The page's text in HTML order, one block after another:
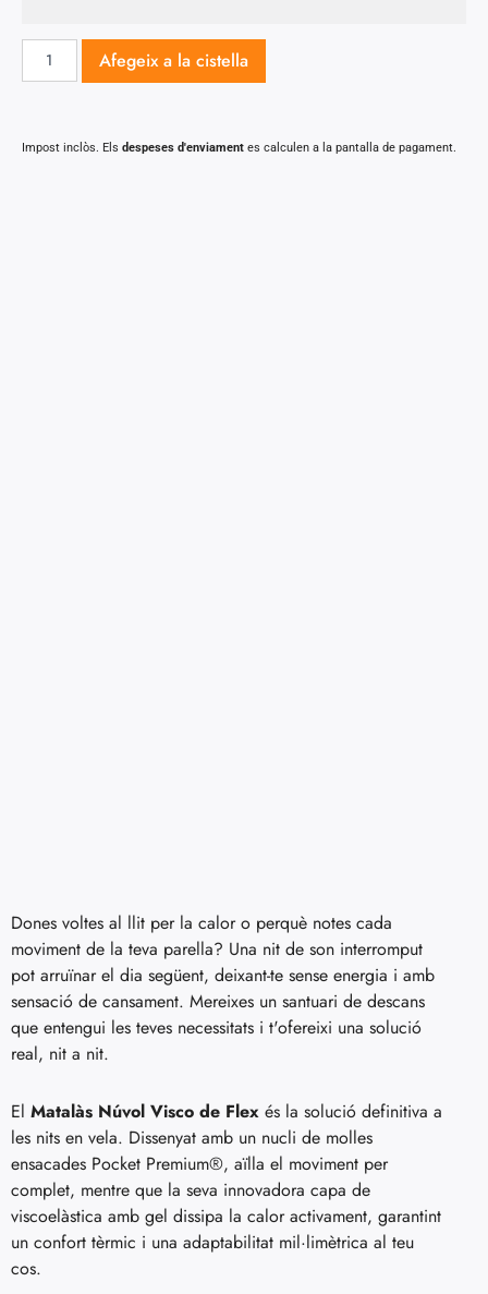
Afegeix a la cistella
Impost inclòs. Els despeses d'enviament es calculen a la pantalla de pagament.
Dones voltes al llit per la calor o perquè notes cada
moviment de la teva parella? Una nit de son interromput
pot arruïnar el dia següent, deixant-te sense energia i amb
sensació de cansament. Mereixes un santuari de descans
que entengui les teves necessitats i t'ofereixi una solució
real, nit a nit.
El Matalàs Núvol Visco de Flex és la solució definitiva a
les nits en vela. Dissenyat amb un nucli de molles
ensacades Pocket Premium®, aïlla el moviment per
complet, mentre que la seva innovadora capa de
viscoelàstica amb gel dissipa la calor activament, garantint
un confort tèrmic i una adaptabilitat mil·limètrica al teu
cos.